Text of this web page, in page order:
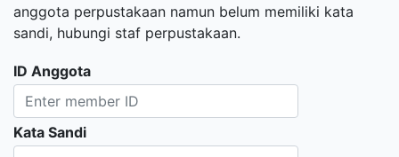
anggota perpustakaan namun belum memiliki kata
sandi, hubungi staf perpustakaan.
ID Anggota
Kata Sandi